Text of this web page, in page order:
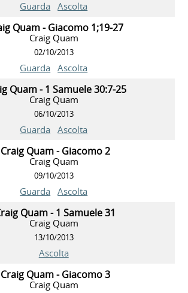
Guarda Ascolta
Quam - Giacomo 1;19-27
Craig Quam
02/10/2013
Guarda Ascolta
Quam - 1 Samuele 30:7-25
Craig Quam
06/10/2013
Guarda Ascolta
Craig Quam - Giacomo 2
Craig Quam
09/10/2013
Guarda Ascolta
Quam - 1 Samuele 31
Craig Quam
13/10/2013
Ascolta
Craig Quam - Giacomo 3
Craig Quam